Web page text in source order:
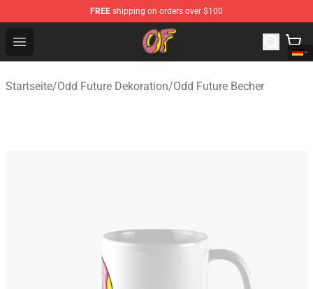
FREE shipping on orders over $100
Open menu
Odd Future Shop - Official Odd Future Merchandise Store
Startseite/Odd Future Dekoration/Odd Future Becher